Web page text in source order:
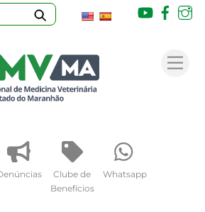
Clube de
Benefícios
Whatsapp
Youtube